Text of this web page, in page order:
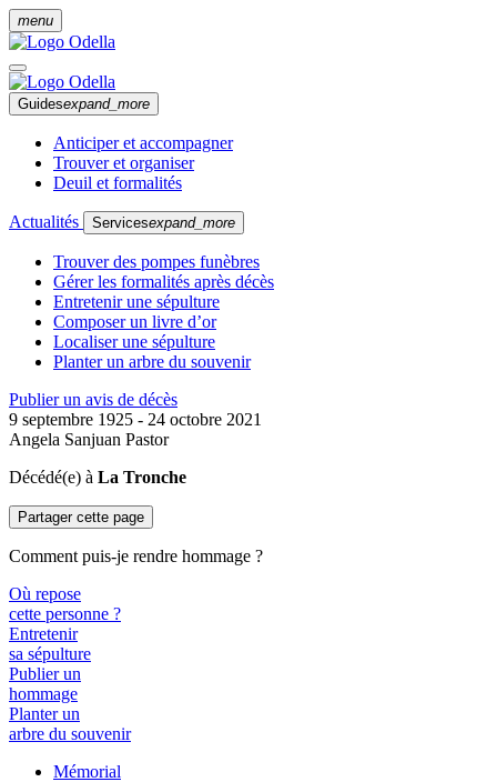
menu
Guidesexpand_more
Anticiper et accompagner
Trouver et organiser
Deuil et formalités
Actualités Servicesexpand_more
Trouver des pompes funèbres
Gérer les formalités après décès
Entretenir une sépulture
Composer un livre d’or
Localiser une sépulture
Planter un arbre du souvenir
Publier un avis de décès
9 septembre 1925 - 24 octobre 2021
Angela Sanjuan Pastor
Décédé(e) à La Tronche
Partager cette page
Comment puis-je rendre hommage ?
Où repose
cette personne ?
Entretenir
sa sépulture
Publier un
hommage
Planter un
arbre du souvenir
Mémorial